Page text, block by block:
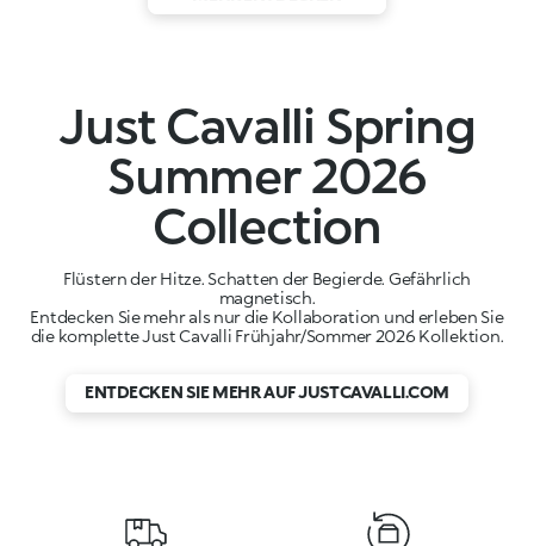
Just Cavalli Spring
Summer 2026
Collection
Flüstern der Hitze. Schatten der Begierde. Gefährlich
magnetisch.
Entdecken Sie mehr als nur die Kollaboration und erleben Sie
die komplette Just Cavalli Frühjahr/Sommer 2026 Kollektion.
ENTDECKEN SIE MEHR AUF JUSTCAVALLI.COM